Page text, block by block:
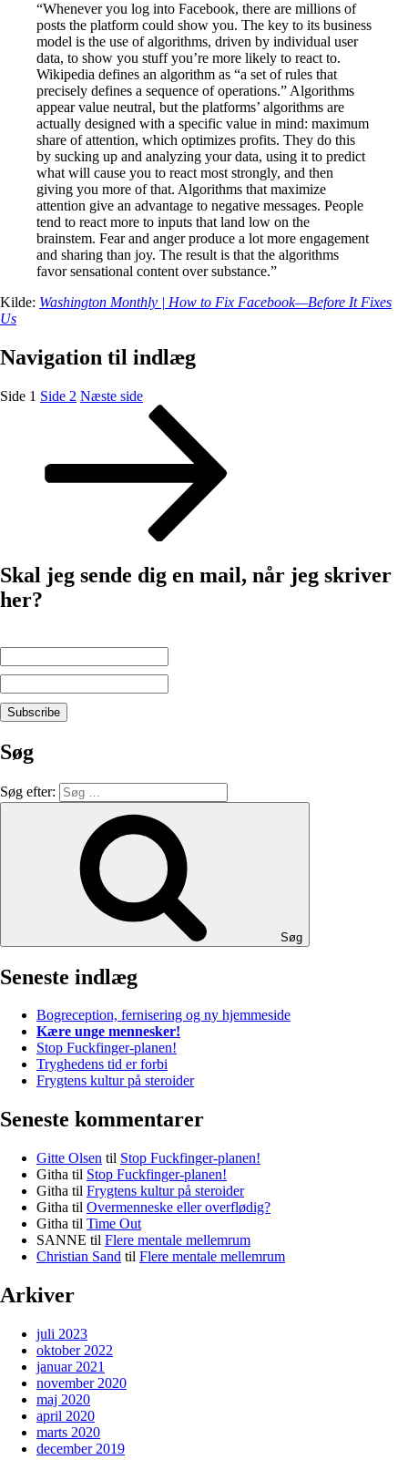
“Whenever you log into Facebook, there are millions of
posts the platform could show you. The key to its business
model is the use of algorithms, driven by individual user
data, to show you stuff you’re more likely to react to.
Wikipedia defines an algorithm as “a set of rules that
precisely defines a sequence of operations.” Algorithms
appear value neutral, but the platforms’ algorithms are
actually designed with a specific value in mind: maximum
share of attention, which optimizes profits. They do this
by sucking up and analyzing your data, using it to predict
what will cause you to react most strongly, and then
giving you more of that. Algorithms that maximize
attention give an advantage to negative messages. People
tend to react more to inputs that land low on the
brainstem. Fear and anger produce a lot more engagement
and sharing than joy. The result is that the algorithms
favor sensational content over substance.”
Kilde: Washington Monthly | How to Fix Facebook—Before It Fixes
Us
Navigation til indlæg
Side 1 Side 2 Næste side
Skal jeg sende dig en mail, når jeg skriver
her?
Søg
Søg efter:
Søg
Seneste indlæg
Bogreception, fernisering og ny hjemmeside
Kære unge mennesker!
Stop Fuckfinger-planen!
Tryghedens tid er forbi
Frygtens kultur på steroider
Seneste kommentarer
Gitte Olsen til Stop Fuckfinger-planen!
Githa til Stop Fuckfinger-planen!
Githa til Frygtens kultur på steroider
Githa til Overmenneske eller overflødig?
Githa til Time Out
SANNE til Flere mentale mellemrum
Christian Sand til Flere mentale mellemrum
Arkiver
juli 2023
oktober 2022
januar 2021
november 2020
maj 2020
april 2020
marts 2020
december 2019